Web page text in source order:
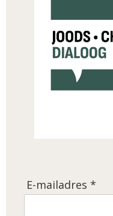
E-mailadres *